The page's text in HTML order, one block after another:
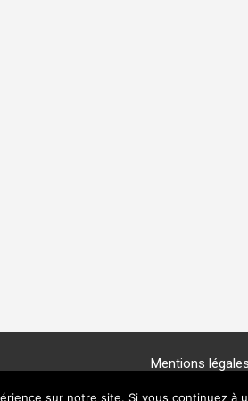
Mentions légales
Copyright © 2025 -
sur notre site. Si vous continuez